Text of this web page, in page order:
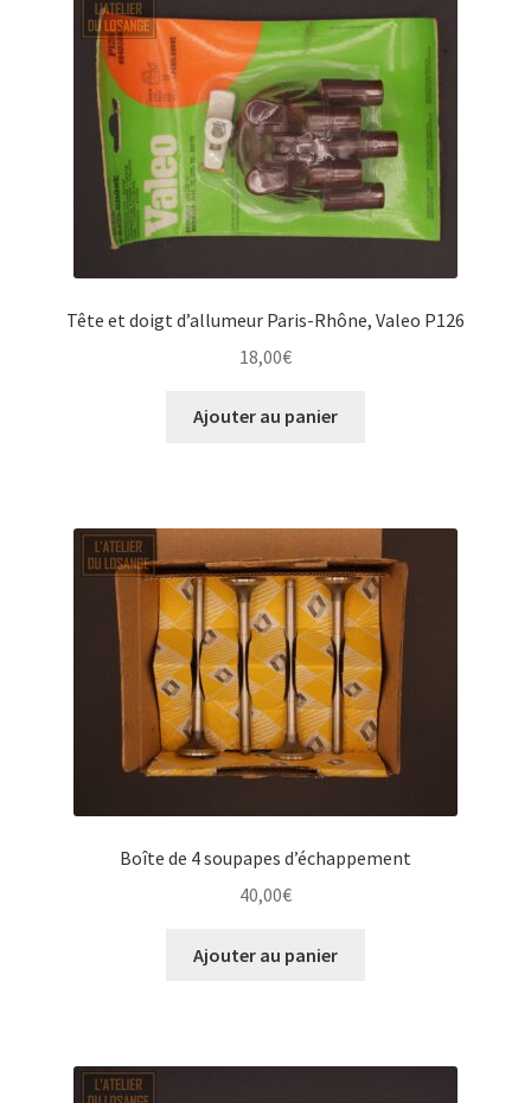
Tête et doigt d’allumeur Paris-Rhône, Valeo P126
18,00€
Ajouter au panier
Boîte de 4 soupapes d’échappement
40,00€
Ajouter au panier